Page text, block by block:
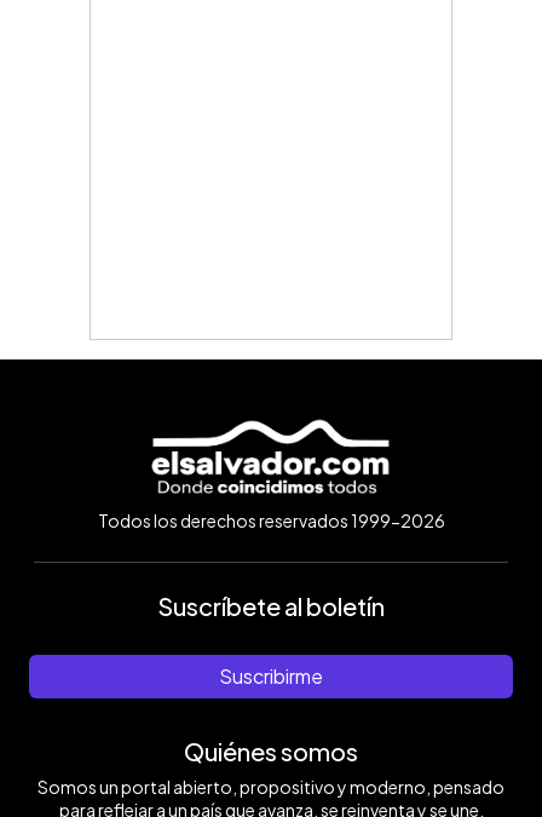
Todos los derechos reservados 1999-2026
Suscríbete al boletín
Suscribirme
Quiénes somos
Somos un portal abierto, propositivo y moderno, pensado
para reflejar a un país que avanza, se reinventa y se une.